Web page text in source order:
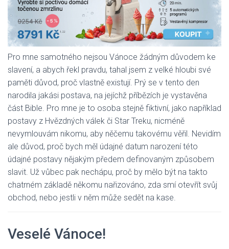
Pro mne samotného nejsou Vánoce žádným důvodem ke
slavení, a abych řekl pravdu, tahal jsem z velké hloubi své
paměti důvod, proč vlastně existují. Prý se v tento den
narodila jakási postava, na jejíchž příbězích je vystavěna
část Bible. Pro mne je to osoba stejně fiktivní, jako například
postavy z Hvězdných válek či Star Treku, nicméně
nevymlouvám nikomu, aby něčemu takovému věřil. Nevidím
ale důvod, proč bych měl údajné datum narození této
údajné postavy nějakým předem definovaným způsobem
slavit. Už vůbec pak nechápu, proč by mělo být na takto
chatrném základě někomu nařizováno, zda smí otevřít svůj
obchod, nebo jestli v něm může sedět na kase.
Veselé Vánoce!